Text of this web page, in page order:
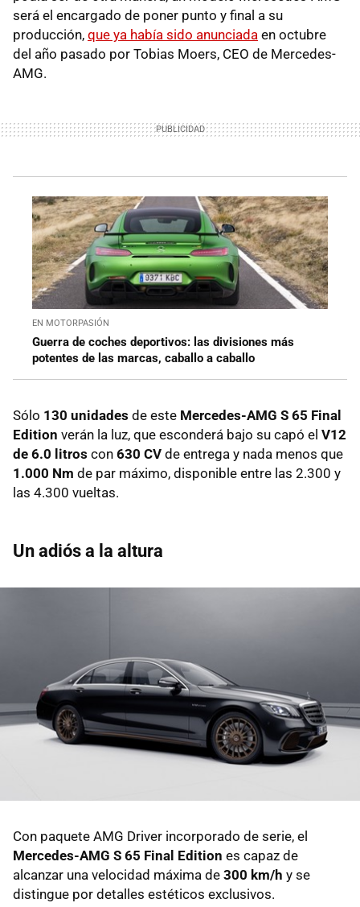
será el encargado de poner punto y final a su
producción, que ya había sido anunciada en octubre
del año pasado por Tobias Moers, CEO de Mercedes-
AMG.
EN MOTORPASIÓN
Guerra de coches deportivos: las divisiones más
potentes de las marcas, caballo a caballo
Sólo 130 unidades de este Mercedes-AMG S 65 Final
Edition verán la luz, que esconderá bajo su capó el V12
de 6.0 litros con 630 CV de entrega y nada menos que
1.000 Nm de par máximo, disponible entre las 2.300 y
las 4.300 vueltas.
Un adiós a la altura
Con paquete AMG Driver incorporado de serie, el
Mercedes-AMG S 65 Final Edition es capaz de
alcanzar una velocidad máxima de 300 km/h y se
distingue por detalles estéticos exclusivos.